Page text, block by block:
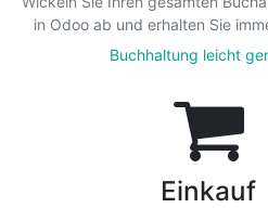
in Odoo ab und erhalten Sie
Buchhaltung leicht
Einkauf